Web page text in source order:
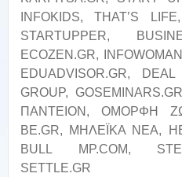
INFOKIDS, THAT’S
STARTUPPER,
ECOZEN.GR,
EDUADVISOR.GR,
GROUP,
ΠΑΝΤΕΙΟΝ, ΟΜΟΡΦΗ
BE.GR, ΜΗΛΕΪΚΑ ΝΕΑ,
BULL MP.COM,
SETTLE.GR